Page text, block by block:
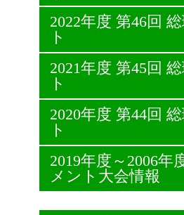
2022年度 第46回
ト
2021年度 第45回
ト
2020年度 第44回
ト
2019年度～2006
メント大会情報